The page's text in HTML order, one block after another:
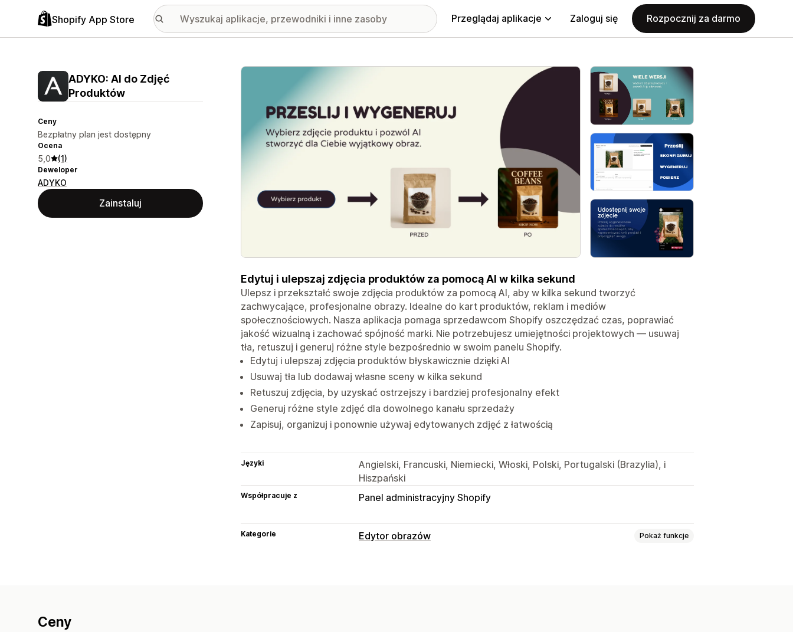
Shopify App Store Przeglądaj aplikacje Zaloguj się Rozpocznij za darmo
ADYKO: AI do Zdjęć
Produktów
Ceny
Bezpłatny plan jest dostępny
Ocena
5,0 (1)
Deweloper
ADYKO
Zainstaluj
Wyróżnione obrazy w galerii
Edytuj i ulepszaj zdjęcia produktów za pomocą AI w kilka sekund
Ulepsz i przekształć swoje zdjęcia produktów za pomocą AI, aby w kilka sekund tworzyć
zachwycające, profesjonalne obrazy. Idealne do kart produktów, reklam i mediów
społecznościowych. Nasza aplikacja pomaga sprzedawcom Shopify oszczędzać czas, poprawiać
jakość wizualną i zachować spójność marki. Nie potrzebujesz umiejętności projektowych — usuwaj
tła, retuszuj i generuj różne style bezpośrednio w swoim panelu Shopify.
Edytuj i ulepszaj zdjęcia produktów błyskawicznie dzięki AI
Usuwaj tła lub dodawaj własne sceny w kilka sekund
Retuszuj zdjęcia, by uzyskać ostrzejszy i bardziej profesjonalny efekt
Generuj różne style zdjęć dla dowolnego kanału sprzedaży
Zapisuj, organizuj i ponownie używaj edytowanych zdjęć z łatwością
Języki
Angielski, Francuski, Niemiecki, Włoski, Polski, Portugalski (Brazylia), i
Hiszpański
Współpracuje z Panel administracyjny Shopify
Kategorie Edytor obrazów Pokaż funkcje
Ceny